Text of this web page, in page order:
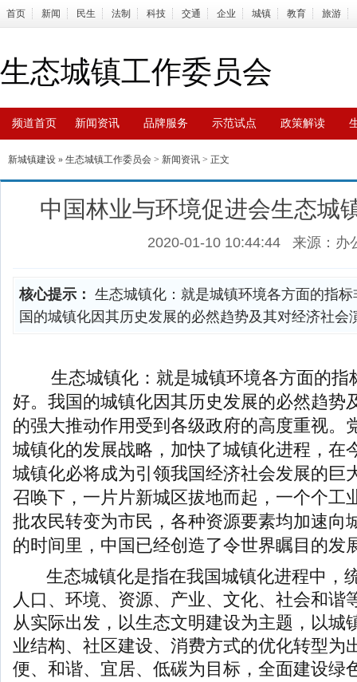
首页 新闻 民生 法制 科技 交通 企业 城镇 教育 旅游
生态城镇工作委员会
频道首页 新闻资讯 品牌服务 示范试点 政策解读
新城镇建设 » 生态城镇工作委员会 > 新闻资讯 > 正文
中国林业与环境促进会生态城
2020-01-10 10:44:44 来源：办
核心提示： 生态城镇化：就是城镇环境各方面的指
国的城镇化因其历史发展的必然趋势及其对经济社会
生态城镇化：就是城镇环境各方面的指
好。我国的城镇化因其历史发展的必然趋势
的强大推动作用受到各级政府的高度重视。
城镇化的发展战略，加快了城镇化进程，在
城镇化必将成为引领我国经济社会发展的巨
召唤下，一片片新城区拔地而起，一个个工
批农民转变为市民，各种资源要素均加速向
的时间里，中国已经创造了令世界瞩目的发
生态城镇化是指在我国城镇化进程中，
人口、环境、资源、产业、文化、社会和谐
从实际出发，以生态文明建设为主题，以城
业结构、社区建设、消费方式的优化转型为
便、和谐、宜居、低碳为目标，全面建设绿